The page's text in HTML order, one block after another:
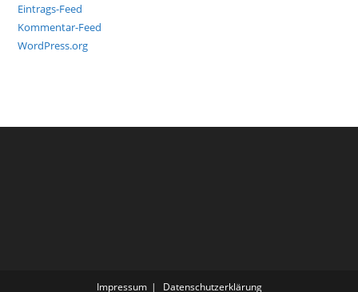
Eintrags-Feed
Kommentar-Feed
WordPress.org
Impressum Datenschutzerklärung